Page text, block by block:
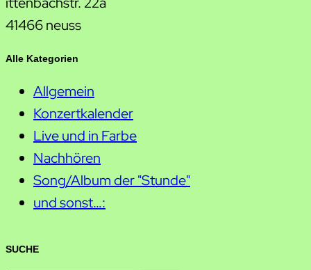
41466 neuss
Alle Kategorien
Allgemein
Konzertkalender
Live und in Farbe
Nachhören
Song/Album der "Stunde"
und sonst…:
SUCHE